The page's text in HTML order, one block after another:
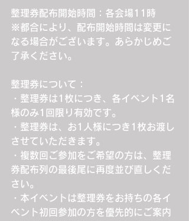
整理券配布開始時間：各会場11時
※都合により、配布開始時間は変更に
なる場合がございます。あらかじめご
了承ください。
整理券について：
・整理券は1枚につき、各イベント1名
様のみ1回限り有効です。
・整理券は、お1人様につき1枚お渡し
させていただきます。
・複数回ご参加をご希望の方は、整理
券配布列の最後尾に再度並び直しくだ
さい。
・本イベントは整理券をお持ちの各イ
ベント初回参加の方を優先的にご案内